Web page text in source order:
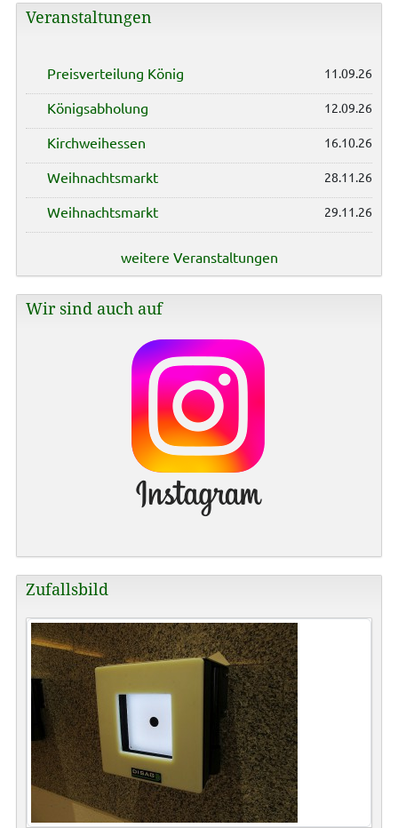
Veranstaltungen
Preisverteilung König 11.09.26
Königsabholung 12.09.26
Kirchweihessen 16.10.26
Weihnachtsmarkt 28.11.26
Weihnachtsmarkt 29.11.26
weitere Veranstaltungen
Wir sind auch auf
Zufallsbild